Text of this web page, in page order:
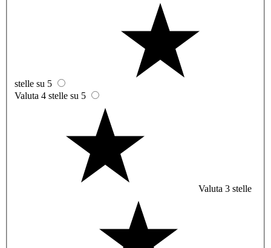
stelle su 5
Valuta 4 stelle su 5
Valuta 3 stelle